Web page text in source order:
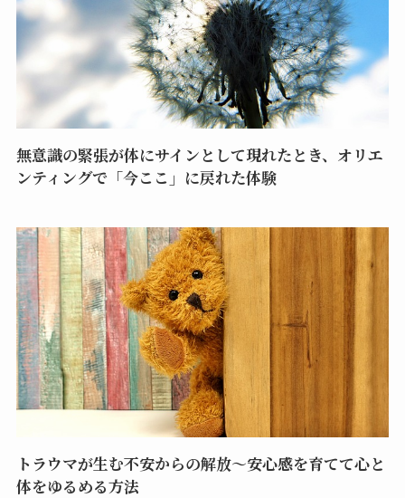
無意識の緊張が体にサインとして現れたとき、オリエ
ンティングで「今ここ」に戻れた体験
トラウマが生む不安からの解放～安心感を育てて心と
体をゆるめる方法